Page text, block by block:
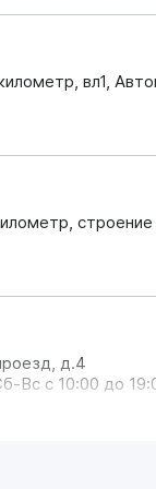
вл1,
строение
д.4
Вс с 10:00 до